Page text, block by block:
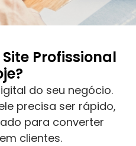
Profissional
do seu negócio.
precisa ser rápido,
para converter
clientes.